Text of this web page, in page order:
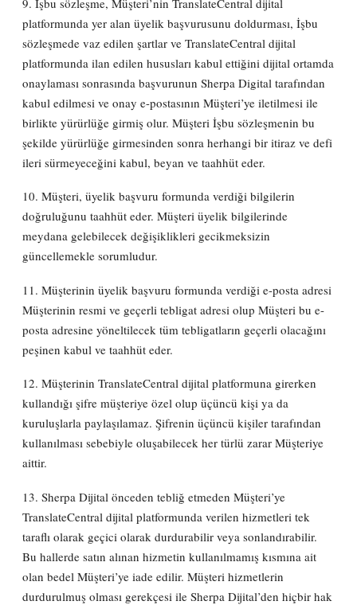
platformunda yer alan üyelik başvurusunu doldurması, İşbu
sözleşmede vaz edilen şartlar ve TranslateCentral dijital
platformunda ilan edilen hususları kabul ettiğini dijital ortamda
onaylaması sonrasında başvurunun Sherpa Digital tarafından
kabul edilmesi ve onay e-postasının Müşteri’ye iletilmesi ile
birlikte yürürlüğe girmiş olur. Müşteri İşbu sözleşmenin bu
şekilde yürürlüğe girmesinden sonra herhangi bir itiraz ve defi
ileri sürmeyeceğini kabul, beyan ve taahhüt eder.
10. Müşteri, üyelik başvuru formunda verdiği bilgilerin
doğruluğunu taahhüt eder. Müşteri üyelik bilgilerinde
meydana gelebilecek değişiklikleri gecikmeksizin
güncellemekle sorumludur.
11. Müşterinin üyelik başvuru formunda verdiği e-posta adresi
Müşterinin resmi ve geçerli tebligat adresi olup Müşteri bu e-
posta adresine yöneltilecek tüm tebligatların geçerli olacağını
peşinen kabul ve taahhüt eder.
12. Müşterinin TranslateCentral dijital platformuna girerken
kullandığı şifre müşteriye özel olup üçüncü kişi ya da
kuruluşlarla paylaşılamaz. Şifrenin üçüncü kişiler tarafından
kullanılması sebebiyle oluşabilecek her türlü zarar Müşteriye
aittir.
13. Sherpa Dijital önceden tebliğ etmeden Müşteri’ye
TranslateCentral dijital platformunda verilen hizmetleri tek
taraflı olarak geçici olarak durdurabilir veya sonlandırabilir.
Bu hallerde satın alınan hizmetin kullanılmamış kısmına ait
olan bedel Müşteri’ye iade edilir. Müşteri hizmetlerin
durdurulmuş olması gerekçesi ile Sherpa Dijital’den hiçbir hak